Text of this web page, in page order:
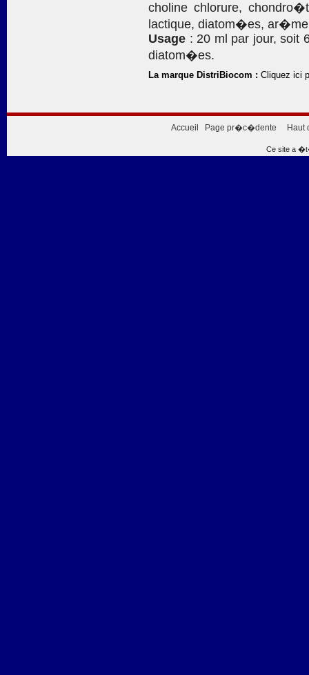
choline chlorure,
lactique, diatom�es,
Usage : 20 ml par jour, soit
diatom�es.
La marque DistriBiocom : Cliquez ici
Accueil Page pr�c�dente Haut
Ce site a